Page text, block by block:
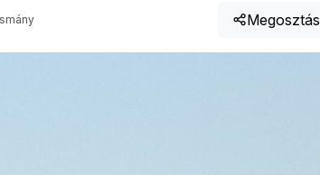
Megosztás